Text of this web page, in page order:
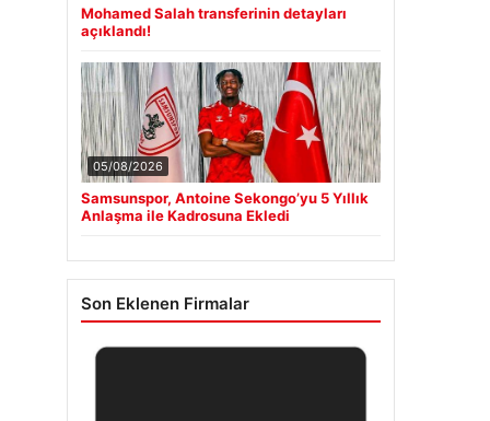
Mohamed Salah transferinin detayları
açıklandı!
05/08/2026
Samsunspor, Antoine Sekongo’yu 5 Yıllık
Anlaşma ile Kadrosuna Ekledi
Son Eklenen Firmalar